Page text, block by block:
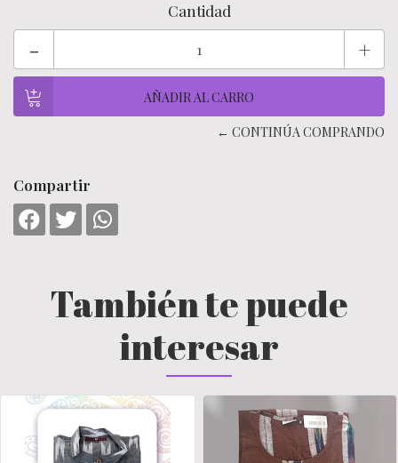
Cantidad
- +
← CONTINÚA COMPRANDO
Compartir
También te puede
interesar